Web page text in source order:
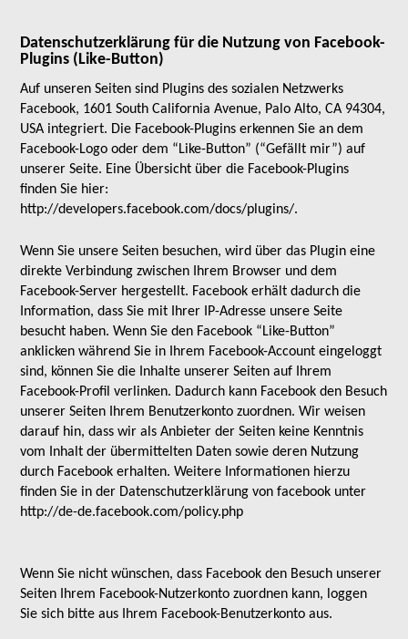
Datenschutzerklärung für die Nutzung von Facebook-
Plugins (Like-Button)
Auf unseren Seiten sind Plugins des sozialen Netzwerks
Facebook, 1601 South California Avenue, Palo Alto, CA 94304,
USA integriert. Die Facebook-Plugins erkennen Sie an dem
Facebook-Logo oder dem “Like-Button” (“Gefällt mir”) auf
unserer Seite. Eine Übersicht über die Facebook-Plugins
finden Sie hier:
http://developers.facebook.com/docs/plugins/.
Wenn Sie unsere Seiten besuchen, wird über das Plugin eine
direkte Verbindung zwischen Ihrem Browser und dem
Facebook-Server hergestellt. Facebook erhält dadurch die
Information, dass Sie mit Ihrer IP-Adresse unsere Seite
besucht haben. Wenn Sie den Facebook “Like-Button”
anklicken während Sie in Ihrem Facebook-Account eingeloggt
sind, können Sie die Inhalte unserer Seiten auf Ihrem
Facebook-Profil verlinken. Dadurch kann Facebook den Besuch
unserer Seiten Ihrem Benutzerkonto zuordnen. Wir weisen
darauf hin, dass wir als Anbieter der Seiten keine Kenntnis
vom Inhalt der übermittelten Daten sowie deren Nutzung
durch Facebook erhalten. Weitere Informationen hierzu
finden Sie in der Datenschutzerklärung von facebook unter
http://de-de.facebook.com/policy.php
Wenn Sie nicht wünschen, dass Facebook den Besuch unserer
Seiten Ihrem Facebook-Nutzerkonto zuordnen kann, loggen
Sie sich bitte aus Ihrem Facebook-Benutzerkonto aus.